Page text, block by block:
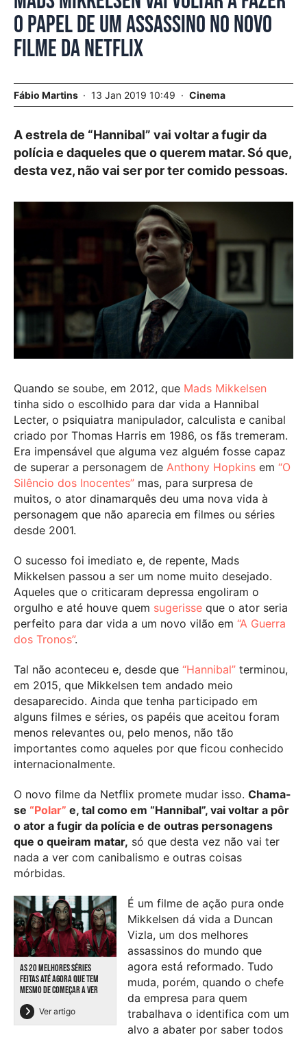
o papel de um assassino no novo
filme da Netflix
Fábio Martins 13 Jan 2019 10:49 Cinema
A estrela de “Hannibal” vai voltar a fugir da
polícia e daqueles que o querem matar. Só que,
desta vez, não vai ser por ter comido pessoas.
Quando se soube, em 2012, que Mads Mikkelsen
tinha sido o escolhido para dar vida a Hannibal
Lecter, o psiquiatra manipulador, calculista e canibal
criado por Thomas Harris em 1986, os fãs tremeram.
Era impensável que alguma vez alguém fosse capaz
de superar a personagem de Anthony Hopkins em “O
Silêncio dos Inocentes” mas, para surpresa de
muitos, o ator dinamarquês deu uma nova vida à
personagem que não aparecia em filmes ou séries
desde 2001.
O sucesso foi imediato e, de repente, Mads
Mikkelsen passou a ser um nome muito desejado.
Aqueles que o criticaram depressa engoliram o
orgulho e até houve quem sugerisse que o ator seria
perfeito para dar vida a um novo vilão em “A Guerra
dos Tronos”.
Tal não aconteceu e, desde que “Hannibal” terminou,
em 2015, que Mikkelsen tem andado meio
desaparecido. Ainda que tenha participado em
alguns filmes e séries, os papéis que aceitou foram
menos relevantes ou, pelo menos, não tão
importantes como aqueles por que ficou conhecido
internacionalmente.
O novo filme da Netflix promete mudar isso. Chama-
se “Polar” e, tal como em “Hannibal”, vai voltar a pôr
o ator a fugir da polícia e de outras personagens
que o queiram matar, só que desta vez não vai ter
nada a ver com canibalismo e outras coisas
mórbidas.
AS 20 MELHORES SÉRIES
FEITAS ATÉ AGORA QUE TEM
MESMO DE COMEÇAR A VER
Ver artigo
É um filme de ação pura onde
Mikkelsen dá vida a Duncan
Vizla, um dos melhores
assassinos do mundo que
agora está reformado. Tudo
muda, porém, quando o chefe
da empresa para quem
trabalhava o identifica com um
alvo a abater por saber todos